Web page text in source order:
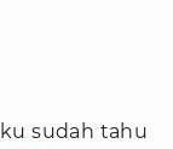
sudah tahu